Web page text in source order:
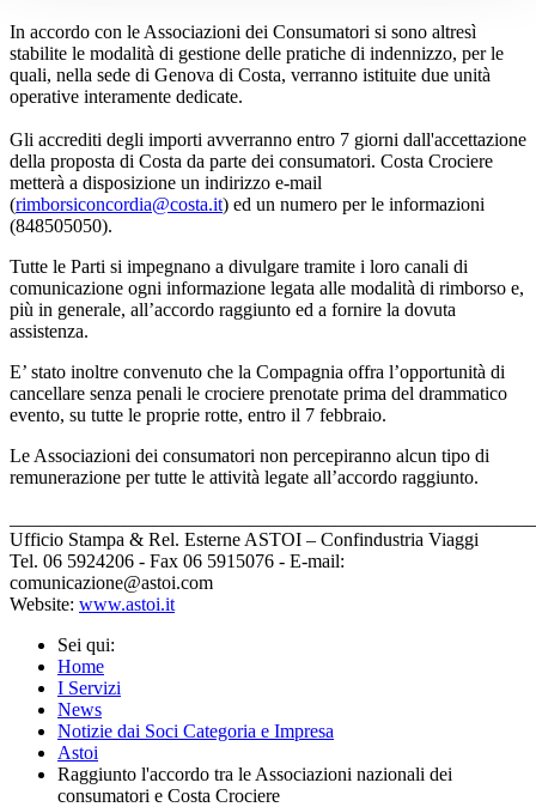
In accordo con le Associazioni dei Consumatori si sono altresì
stabilite le modalità di gestione delle pratiche di indennizzo, per le
quali, nella sede di Genova di Costa, verranno istituite due unità
operative interamente dedicate.
Gli accrediti degli importi avverranno entro 7 giorni dall'accettazione
della proposta di Costa da parte dei consumatori. Costa Crociere
metterà a disposizione un indirizzo e-mail
(rimborsiconcordia@costa.it) ed un numero per le informazioni
(848505050).
Tutte le Parti si impegnano a divulgare tramite i loro canali di
comunicazione ogni informazione legata alle modalità di rimborso e,
più in generale, all’accordo raggiunto ed a fornire la dovuta
assistenza.
E’ stato inoltre convenuto che la Compagnia offra l’opportunità di
cancellare senza penali le crociere prenotate prima del drammatico
evento, su tutte le proprie rotte, entro il 7 febbraio.
Le Associazioni dei consumatori non percepiranno alcun tipo di
remunerazione per tutte le attività legate all’accordo raggiunto.
Ufficio Stampa & Rel. Esterne ASTOI – Confindustria Viaggi
Tel. 06 5924206 - Fax 06 5915076 - E-mail:
comunicazione@astoi.com
Website: www.astoi.it
Sei qui:
Home
I Servizi
News
Notizie dai Soci Categoria e Impresa
Astoi
Raggiunto l'accordo tra le Associazioni nazionali dei
consumatori e Costa Crociere